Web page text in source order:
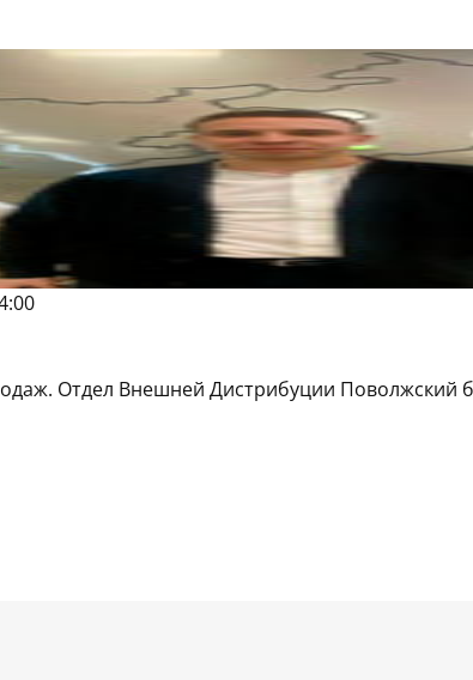
Отдел Внешней Дистрибуции Поволжский